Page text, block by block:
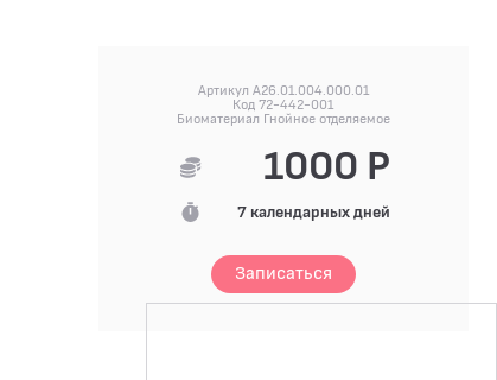
Артикул A26.01.004.000.01
Код 72-442-001
Биоматериал Гнойное отделяемое
1000 Р
7 календарных дней
Записаться